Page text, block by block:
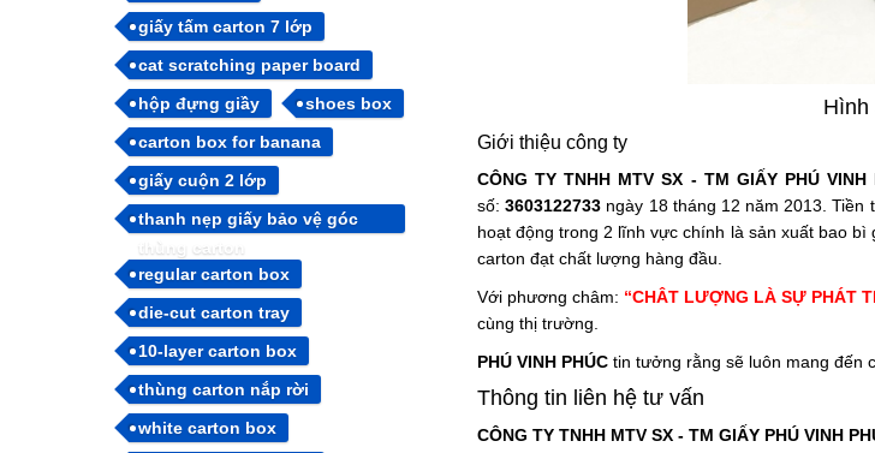
Hình
Giới thiệu công ty
CÔNG TY TNHH MTV SX - TM GIẤY PHÚ VINH
số:3603122733 ngày 18 tháng 12 năm 2013. Tiền
hoạt động trong 2 lĩnh vực chính là sản xuất bao
carton đạt chất lượng hàng đầu.
Với phương châm: “CHÂT LƯỢNG LÀ SỰ PHÁT
cùng thị trường.
PHÚ VINH PHÚC tin tưởng rằng sẽ luôn mang đến
Thông tin liên hệ tư vấn
CÔNG TY TNHH MTV SX - TM GIẤY PHÚ VINH
giấy tấm carton 7 lớp
cat scratching paper board
hộp đựng giầy
shoes box
carton box for banana
giấy cuộn 2 lớp
thanh nẹp giấy bảo vệ góc
thùng carton
regular carton box
die-cut carton tray
10-layer carton box
thùng carton nắp rời
white carton box